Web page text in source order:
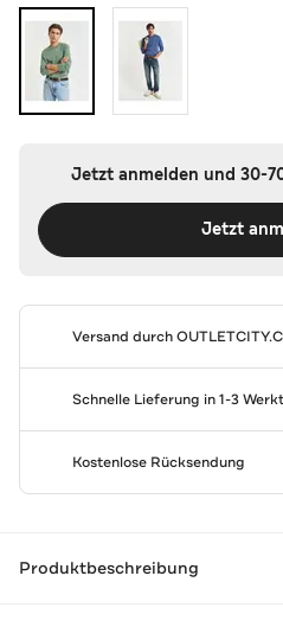
Jetzt anmelden und 30-
Jetzt
Versand durch
Schnelle Lieferung in 1-3
Kostenlose Rücksendung
Produktbeschreibung